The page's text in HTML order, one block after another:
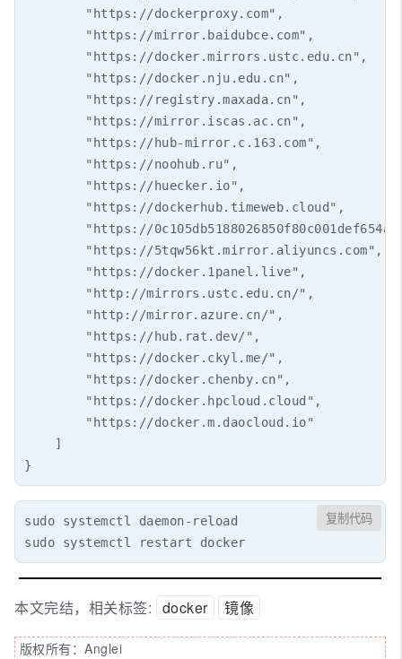
        "https://dockerproxy.com",
        "https://mirror.baidubce.com",
        "https://docker.mirrors.ustc.edu.cn",
        "https://docker.nju.edu.cn",
        "https://registry.maxada.cn",
        "https://mirror.iscas.ac.cn",
        "https://hub-mirror.c.163.com",
        "https://noohub.ru",
        "https://huecker.io",
        "https://dockerhub.timeweb.cloud",
"https://
        "https://5tqw56kt.mirror.aliyuncs.com",
        "https://docker.1panel.live",
        "http://mirrors.ustc.edu.cn/",
        "http://mirror.azure.cn/",
        "https://hub.rat.dev/",
        "https://docker.ckyl.me/",
        "https://docker.chenby.cn",
        "https://docker.hpcloud.cloud",
        "https://docker.m.daocloud.io"
    ]
sudo systemctl daemon-reload
sudo systemctl restart docker
复制代码
本文完结，相关标签: docker 镜像
版权所有：Anglei